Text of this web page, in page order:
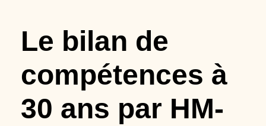
Le bilan de
compétences à
30 ans par HM-